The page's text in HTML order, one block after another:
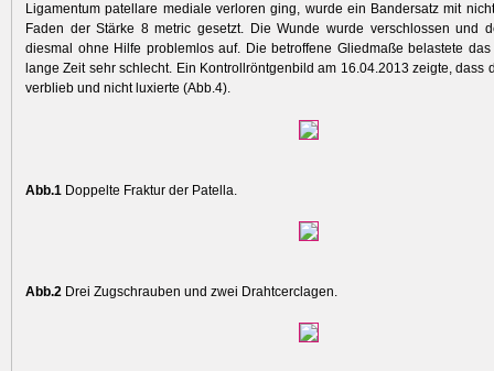
Ligamentum patellare mediale verloren ging, wurde ein Bandersatz mit
Faden der Stärke 8 metric gesetzt. Die Wunde wurde verschlossen und
diesmal ohne Hilfe problemlos auf. Die ­betroffene Gliedmaße belastete
lange Zeit sehr schlecht. Ein Kontrollröntgenbild am 16.04.2013 zeigte, dass
verblieb und nicht luxierte (Abb.4).
Abb.1 Doppelte Fraktur der Patella.
Abb.2 Drei Zugschrauben und zwei Drahtcerclagen.